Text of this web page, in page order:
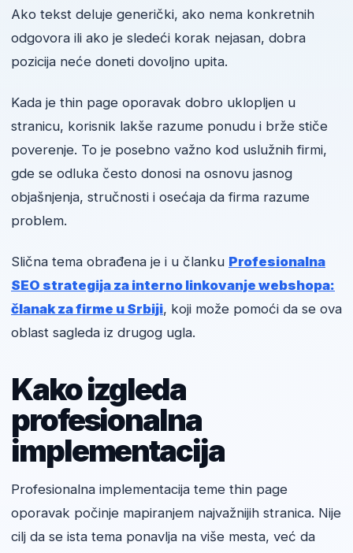
Ako tekst deluje generički, ako nema konkretnih
odgovora ili ako je sledeći korak nejasan, dobra
pozicija neće doneti dovoljno upita.
Kada je thin page oporavak dobro uklopljen u
stranicu, korisnik lakše razume ponudu i brže stiče
poverenje. To je posebno važno kod uslužnih firmi,
gde se odluka često donosi na osnovu jasnog
objašnjenja, stručnosti i osećaja da firma razume
problem.
Slična tema obrađena je i u članku Profesionalna
SEO strategija za interno linkovanje webshopa:
članak za firme u Srbiji, koji može pomoći da se ova
oblast sagleda iz drugog ugla.
Kako izgleda
profesionalna
implementacija
Profesionalna implementacija teme thin page
oporavak počinje mapiranjem najvažnijih stranica. Nije
cilj da se ista tema ponavlja na više mesta, već da